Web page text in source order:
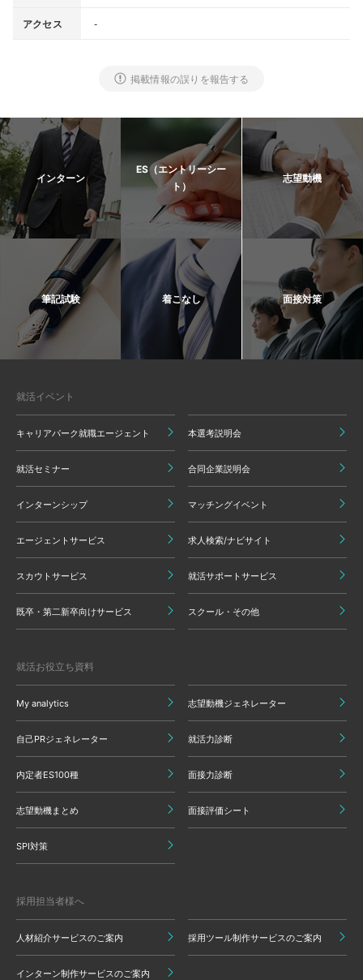
アクセス -
掲載情報の誤りを報告する
インターン
ES（エントリーシー
ト）
志望動機
筆記試験 着こなし 面接対策
就活イベント
キャリアパーク就職エージェント 本選考説明会
就活セミナー 合同企業説明会
インターンシップ マッチングイベント
エージェントサービス 求人検索/ナビサイト
スカウトサービス 就活サポートサービス
既卒・第二新卒向けサービス スクール・その他
就活お役立ち資料
My analytics 志望動機ジェネレーター
自己PRジェネレーター 就活力診断
内定者ES100種 面接力診断
志望動機まとめ 面接評価シート
SPI対策
採用担当者様へ
人材紹介サービスのご案内 採用ツール制作サービスのご案内
インターン制作サービスのご案内